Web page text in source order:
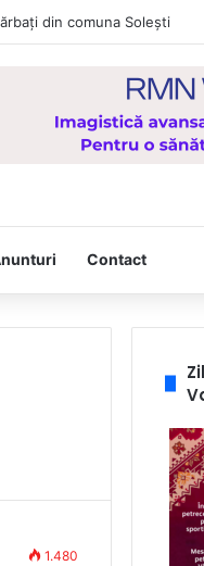
din comuna Solești
Contact
1.480